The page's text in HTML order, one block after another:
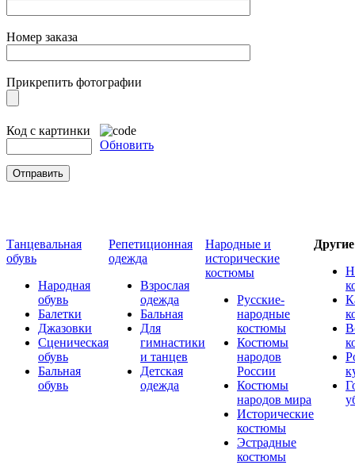
Номер заказа
Прикрепить фотографии
Код с картинки
Обновить
Танцевальная
обувь
Народная
обувь
Балетки
Джазовки
Сценическая
обувь
Бальная
обувь
Репетиционная
одежда
Взрослая
одежда
Бальная
Для
гимнастики
и танцев
Детская
одежда
Народные и
исторические
костюмы
Русские-
народные
костюмы
Костюмы
народов
России
Костюмы
народов мира
Исторические
костюмы
Эстрадные
костюмы